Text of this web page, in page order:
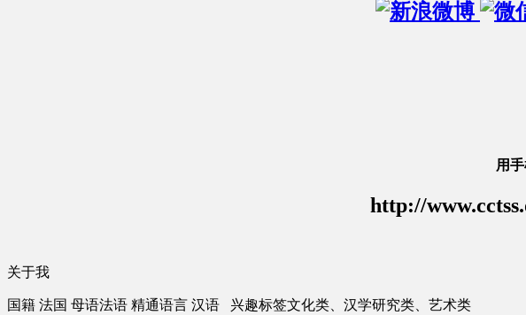
用
http://
关于我
国籍 法国 母语法语 精通语言 汉语 兴趣标签文化类、汉学研究类、艺术类